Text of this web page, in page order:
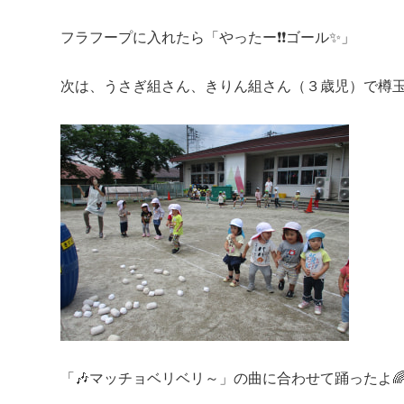
フラフープに入れたら「やったー❗❗ゴール✨」
次は、うさぎ組さん、きりん組さん（３歳児）で樽
「🎶マッチョベリベリ～」の曲に合わせて踊ったよ